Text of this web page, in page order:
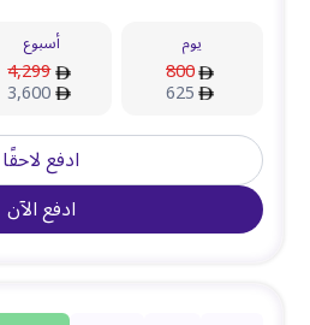
يوم
800
625
أسبوع
4,299
3,600
ادفع لاحقًا
ادفع الآن